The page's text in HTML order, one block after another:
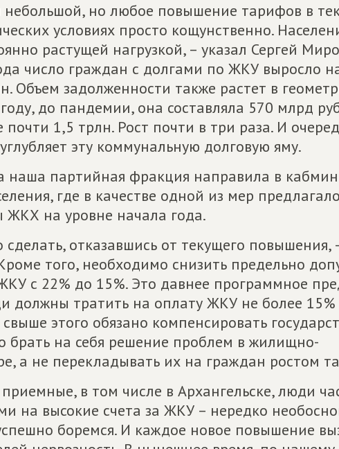
но любое повышение тарифов в
условиях просто кощунственно.
растущей нагрузкой, – указал Сергей
число граждан с долгами по ЖКУ выросло
Объем задолженности также растет в
до пандемии, она составляла 570 млрд
почти 1,5 трлн. Рост почти в три раза. И
эту коммунальную долговую яму.
наша партийная фракция направила в
где в качестве одной из мер
ЖКХ на уровне начала года.
отказавшись от текущего повышения,
того, необходимо снизить предельно
с 22% до 15%. Это давнее программное
должны тратить на оплату ЖКУ не более 15%
этого обязано компенсировать
брать на себя решение проблем в жилищно-
а не перекладывать их на граждан ростом
в том числе в Архангельске, люди
на высокие счета за ЖКУ – нередко
боремся. И каждое новое повышение